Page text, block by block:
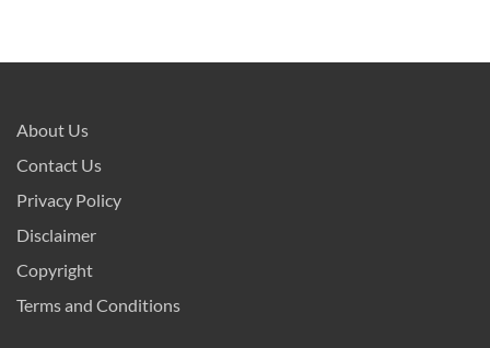
About Us
Contact Us
Privacy Policy
Disclaimer
Copyright
Terms and Conditions